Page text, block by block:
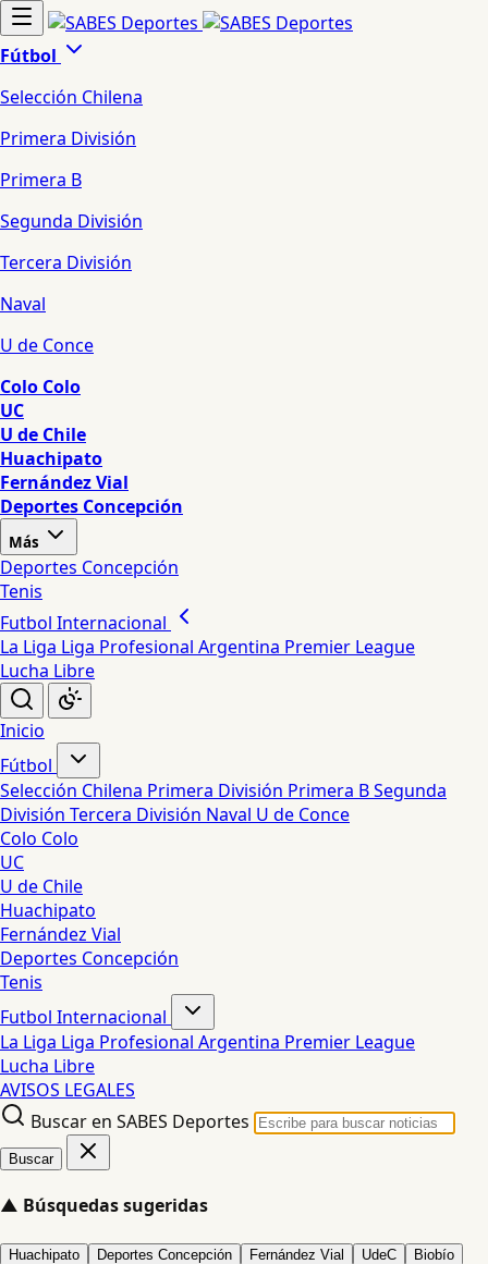
Fútbol
Selección Chilena
Primera División
Primera B
Segunda División
Tercera División
Naval
U de Conce
Colo Colo
UC
U de Chile
Huachipato
Fernández Vial
Deportes Concepción
Más
Deportes Concepción
Tenis
Futbol Internacional
La Liga Liga Profesional Argentina Premier League
Lucha Libre
Inicio
Fútbol
Selección Chilena Primera División Primera BSegunda
División Tercera División Naval U de Conce
Colo Colo
UC
U de Chile
Huachipato
Fernández Vial
Deportes Concepción
Tenis
Futbol Internacional
La Liga Liga Profesional Argentina Premier League
Lucha Libre
AVISOS LEGALES
Buscar en SABES Deportes
Buscar
▲ Búsquedas sugeridas
Huachipato Deportes Concepción Fernández Vial UdeC Biobío